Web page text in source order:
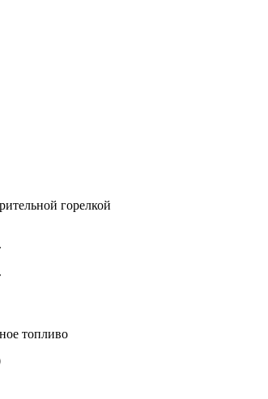
горелкой
топливо